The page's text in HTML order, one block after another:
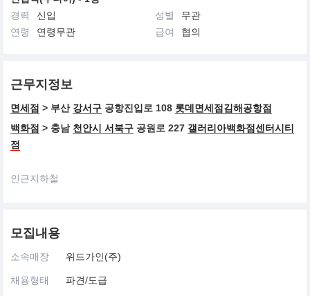
경력
신입 성별
무관
연령
연령무관 급여 협의
근무지정보
면세점 > 부산 강서구 공항진입로 108 롯데면세점김해공항점
백화점 > 충남 천안시 서북구 공원로 227 갤러리아백화점센터시티
점
인근지하철
모집내용
소속매장 위드가인(주)
채용형태 파견/도급